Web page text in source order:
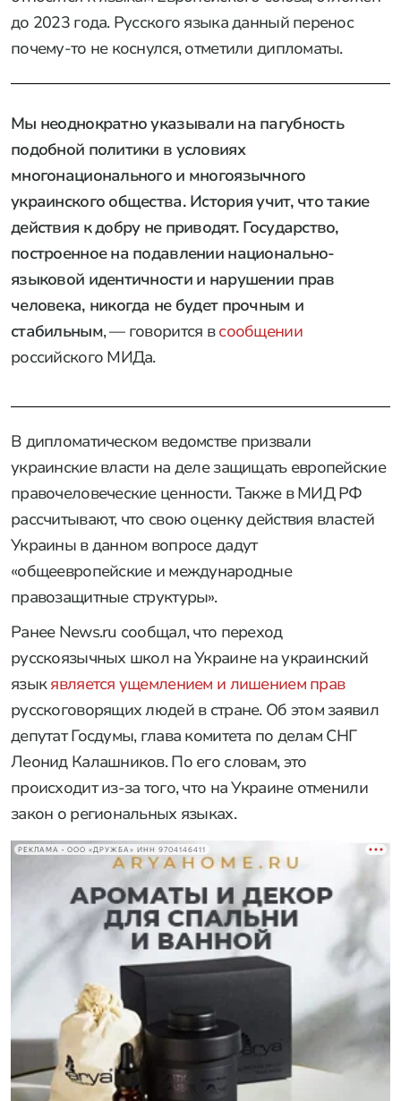
до 2023 года. Русского языка данный перенос
почему-то не коснулся, отметили дипломаты.
Мы неоднократно указывали на пагубность
подобной политики в условиях
многонационального и многоязычного
украинского общества. История учит, что такие
действия к добру не приводят. Государство,
построенное на подавлении национально-
языковой идентичности и нарушении прав
человека, никогда не будет прочным и
стабильным, — говорится всообщении
российского МИДа.
В дипломатическом ведомстве призвали
украинские власти на деле защищать европейские
правочеловеческие ценности. Также в МИД РФ
рассчитывают, что свою оценку действия властей
Украины в данном вопросе дадут
«общеевропейские и международные
правозащитные структуры».
Ранее News.ru сообщал, что переход
русскоязычных школ на Украине на украинский
языкявляется ущемлением и лишением прав
русскоговорящих людей в стране. Об этом заявил
депутат Госдумы, глава комитета по делам СНГ
Леонид Калашников. По его словам, это
происходит из-за того, что на Украине отменили
закон о региональных языках.
РЕКЛАМА • ООО «ДРУЖБА» ИНН 9704146411